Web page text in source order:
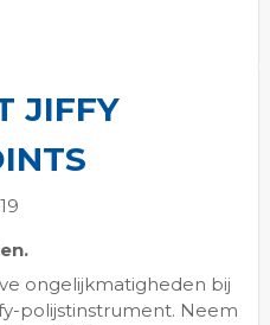
JIFFY
ongelijkmatigheden bij
polijstinstrument. Neem